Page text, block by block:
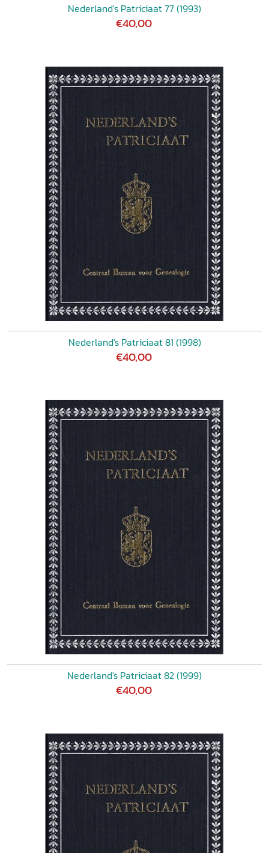
Nederland's Patriciaat 77 (1993)
€40,00
Nederland's Patriciaat 81 (1998)
€40,00
Nederland's Patriciaat 82 (1999)
€40,00